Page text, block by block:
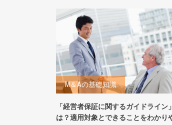
M＆Aの基礎知識
「経営者保証に関するガイドライン
は？適用対象とできることをわかり